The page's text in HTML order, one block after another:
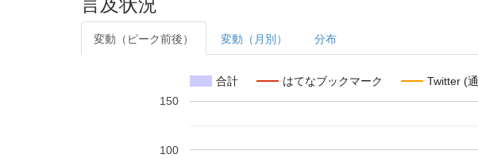
変動（ピーク前後） 変動（月別） 分布
合計 はてなブックマーク Twitter (
100
150